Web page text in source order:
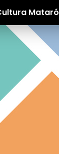
Mataró